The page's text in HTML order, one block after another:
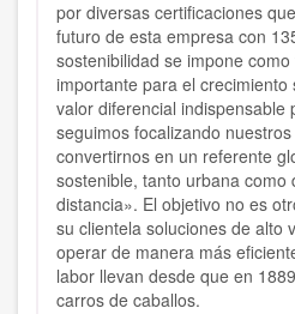
por diversas certificaciones
futuro de esta empresa con
sostenibilidad se impone
importante para el crecimiento
valor diferencial indispensable
seguimos focalizando
convertirnos en un referente
sostenible, tanto urbana como
distancia». El objetivo no es
su clientela soluciones de alto
operar de manera más
labor llevan desde que en
carros de caballos.